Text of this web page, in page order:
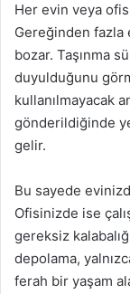
Her evin veya
Gereğinden fazla
bozar. Taşınma
duyulduğunu
kullanılmayacak
gönderildiğinde
gelir.
Bu sayede
Ofisinizde ise
gereksiz
depolama,
ferah bir yaşam